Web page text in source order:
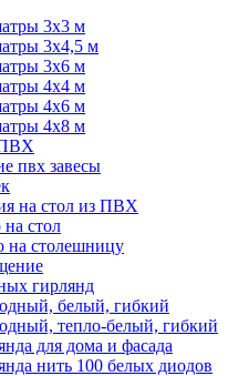
3х3 м
3х4,5 м
3х6 м
4х4 м
4х6 м
4х8 м
ПВХ
пвх завесы
на стол из ПВХ
на стол
на столешницу
гирлянд
белый, гибкий
тепло-белый, гибкий
для дома и фасада
нить 100 белых диодов